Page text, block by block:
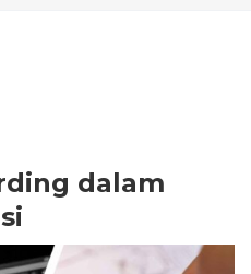
dalam